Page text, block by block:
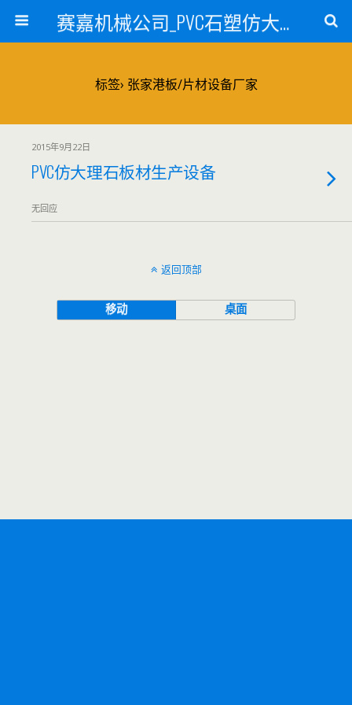
赛嘉机械公司_PVC石塑仿大理石线条生产线_PVC仿大理石板材生产设备_PVC门窗型材生产设备_PVC扣板设备_PVC/WPC发泡板材生产线_PVC波浪瓦生产设备_地毯覆膜TPR TPE设备_TPR鞋边条生产设备_PVC封边条卡条生产设备_PVC造料设备_PVC PE PP管材生产线_混合机
标签› 张家港板/片材设备厂家
2015年9月22日
PVC仿大理石板材生产设备
无回应
返回顶部
移动 桌面